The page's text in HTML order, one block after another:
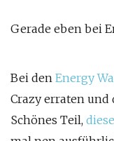
Gerade eben bei
Bei den Energy
Crazy erraten und
Schönes Teil,